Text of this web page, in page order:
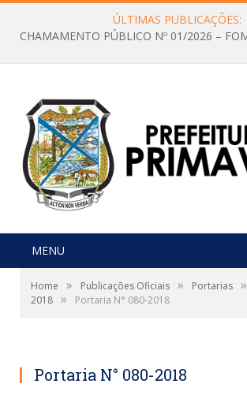
ÚLTIMAS PUBLICAÇÕES:
MENU
Home » Publicações Oficiais » Portarias »
2018 » Portaria N° 080-2018
Portaria N° 080-2018